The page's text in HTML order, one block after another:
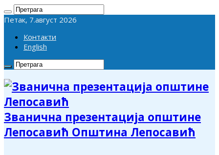
Петак, 7.август 2026
Контакти
English
Званична презентација општине
Лепосавић Општина Лепосавић